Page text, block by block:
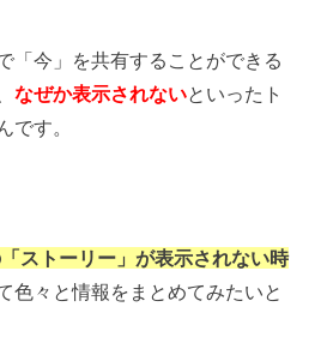
「今」を共有することができる
なぜか表示されないといったト
です。
ストーリー」が表示されない時
色々と情報をまとめてみたいと